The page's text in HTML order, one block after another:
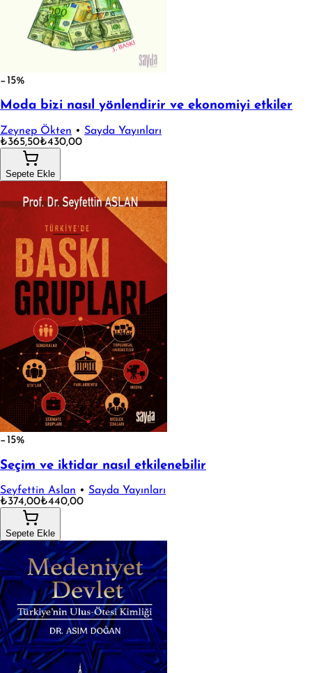
−15%
Moda bizi nasıl yönlendirir ve ekonomiyi etkiler
Zeynep Ökten • Sayda Yayınları
₺365,50₺430,00
Sepete Ekle
−15%
Seçim ve iktidar nasıl etkilenebilir
Seyfettin Aslan • Sayda Yayınları
₺374,00₺440,00
Sepete Ekle